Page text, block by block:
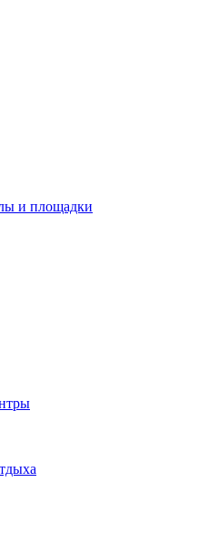
и площадки